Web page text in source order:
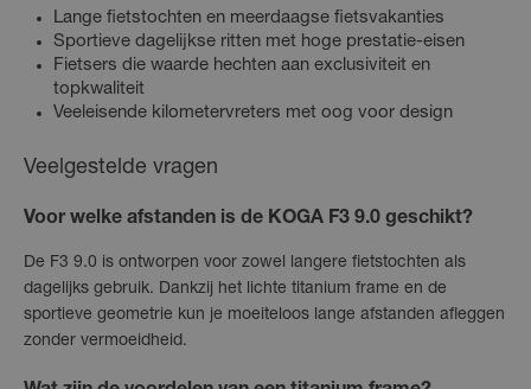
Lange fietstochten en meerdaagse fietsvakanties
Sportieve dagelijkse ritten met hoge prestatie-eisen
Fietsers die waarde hechten aan exclusiviteit en
topkwaliteit
Veeleisende kilometervreters met oog voor design
Veelgestelde vragen
Voor welke afstanden is de KOGA F3 9.0 geschikt?
De F3 9.0 is ontworpen voor zowel langere fietstochten als
dagelijks gebruik. Dankzij het lichte titanium frame en de
sportieve geometrie kun je moeiteloos lange afstanden afleggen
zonder vermoeidheid.